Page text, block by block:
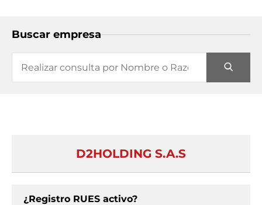
Buscar empresa
D2HOLDING S.A.S
¿Registro RUES activo?